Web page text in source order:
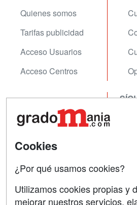
Quienes somos
Tarifas publicidad
Acceso Usuarios
Acceso Centros
Contactar
Confidencialidad
Aviso legal
Cookies
¿Por qué usamos cookies?
Utilizamos cookies propias y
mejorar nuestros servicios,